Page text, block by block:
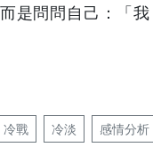
是問問自己：「
冷戰 冷淡 感情分析